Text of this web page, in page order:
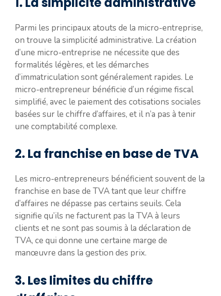
Parmi les principaux atouts de la micro-entreprise,
on trouve la simplicité administrative. La création
d’une micro-entreprise ne nécessite que des
formalités légères, et les démarches
d’immatriculation sont généralement rapides. Le
micro-entrepreneur bénéficie d’un régime fiscal
simplifié, avec le paiement des cotisations sociales
basées sur le chiffre d’affaires, et il n’a pas à tenir
une comptabilité complexe.
2. La franchise en base de TVA
Les micro-entrepreneurs bénéficient souvent de la
franchise en base de TVA tant que leur chiffre
d’affaires ne dépasse pas certains seuils. Cela
signifie qu’ils ne facturent pas la TVA à leurs
clients et ne sont pas soumis à la déclaration de
TVA, ce qui donne une certaine marge de
manœuvre dans la gestion des prix.
3. Les limites du chiffre